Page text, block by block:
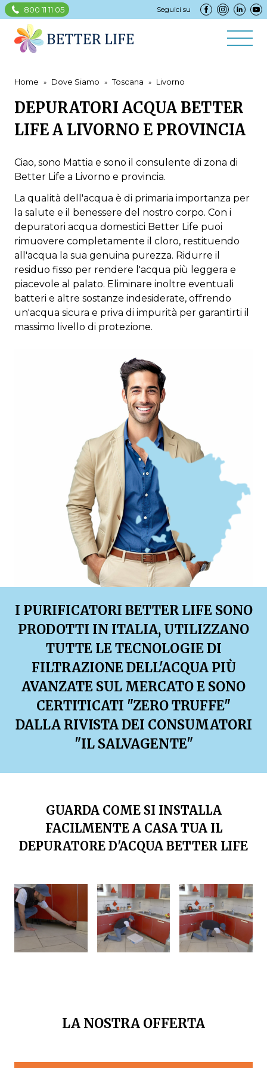
800 11 11 05 Seguici su
Home Dove Siamo Toscana Livorno
DEPURATORI ACQUA BETTER
LIFE A LIVORNO E PROVINCIA
Ciao, sono Mattia e sono il consulente di zona di
Better Life a Livorno e provincia.
La qualità dell'acqua è di primaria importanza per
la salute e il benessere del nostro corpo. Con i
depuratori acqua domestici Better Life puoi
rimuovere completamente il cloro, restituendo
all'acqua la sua genuina purezza. Ridurre il
residuo fisso per rendere l'acqua più leggera e
piacevole al palato. Eliminare inoltre eventuali
batteri e altre sostanze indesiderate, offrendo
un'acqua sicura e priva di impurità per garantirti il
massimo livello di protezione.
I PURIFICATORI BETTER LIFE SONO
PRODOTTI IN ITALIA, UTILIZZANO
TUTTE LE TECNOLOGIE DI
FILTRAZIONE DELL'ACQUA PIÙ
AVANZATE SUL MERCATO E SONO
CERTITICATI "ZERO TRUFFE"
DALLA RIVISTA DEI CONSUMATORI
"IL SALVAGENTE"
GUARDA COME SI INSTALLA
FACILMENTE A CASA TUA IL
DEPURATORE D'ACQUA BETTER LIFE
LA NOSTRA OFFERTA